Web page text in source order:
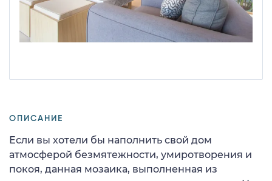
ОПИСАНИЕ
Если вы хотели бы наполнить свой дом
атмосферой безмятежности, умиротворения и
покоя, данная мозаика, выполненная из